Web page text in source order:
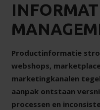
Productinformatie
webshops,
marketingkanalen
aanpak ontstaan
processen en